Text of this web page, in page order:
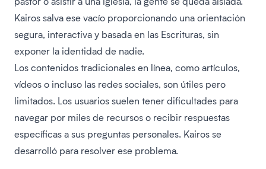
Kairos salva ese vacío proporcionando una orientación
segura, interactiva y basada en las Escrituras, sin
exponer la identidad de nadie.
Los contenidos tradicionales en línea, como artículos,
vídeos o incluso las redes sociales, son útiles pero
limitados. Los usuarios suelen tener dificultades para
navegar por miles de recursos o recibir respuestas
específicas a sus preguntas personales. Kairos se
desarrolló para resolver ese problema.